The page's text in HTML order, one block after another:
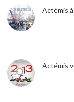
Actémis
Actémis